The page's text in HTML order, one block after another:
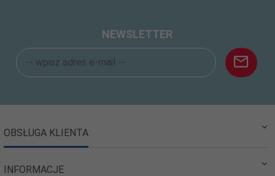
NEWSLETTER
OBSŁUGA KLIENTA
INFORMACJE